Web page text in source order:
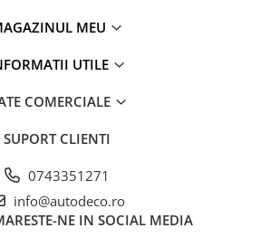
MEU
UTILE
COMERCIALE
SUPORT CLIENTI
0743351271
info@autodeco.ro
NE IN SOCIAL MEDIA